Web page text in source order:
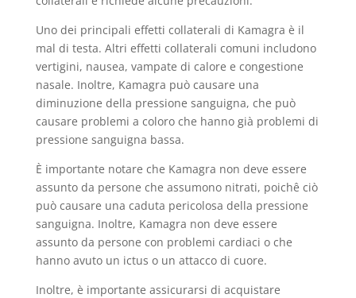
Uno dei principali effetti collaterali di Kamagra è il
mal di testa. Altri effetti collaterali comuni includono
vertigini, nausea, vampate di calore e congestione
nasale. Inoltre, Kamagra può causare una
diminuzione della pressione sanguigna, che può
causare problemi a coloro che hanno già problemi di
pressione sanguigna bassa.
È importante notare che Kamagra non deve essere
assunto da persone che assumono nitrati, poichê ciò
può causare una caduta pericolosa della pressione
sanguigna. Inoltre, Kamagra non deve essere
assunto da persone con problemi cardiaci o che
hanno avuto un ictus o un attacco di cuore.
Inoltre, è importante assicurarsi di acquistare